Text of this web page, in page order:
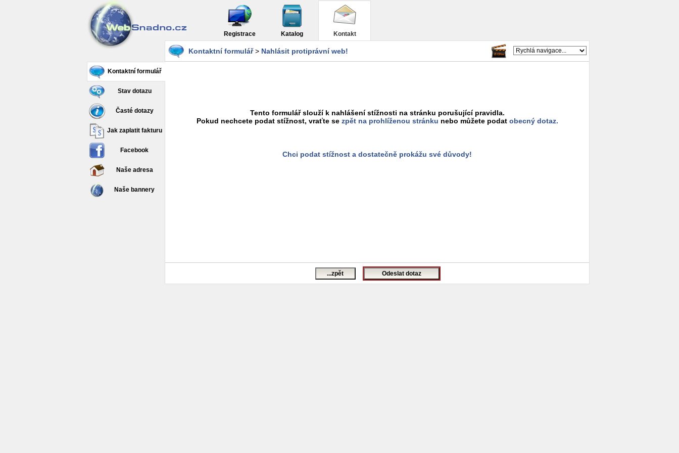
Registrace Katalog Kontakt
Kontaktní formulář
Stav dotazu
Časté dotazy
Jak zaplatit fakturu
Facebook
Naše adresa
Naše bannery
Kontaktní formulář> Nahlásit protiprávní web!
Tento formulář slouží k nahlášení stížnosti na stránku porušující pravidla.
Pokud nechcete podat stížnost, vraťte se zpět na prohlíženou stránku nebo můžete podat obecný dotaz.
Chci podat stížnost a dostatečně prokážu své důvody!